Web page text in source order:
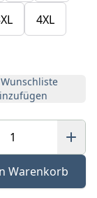
4XL
Warenkorb